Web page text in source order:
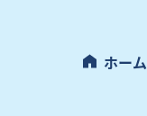
ホーム